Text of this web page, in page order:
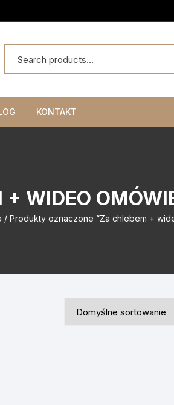
KONTAKT
+ WIDEO
/ Produkty oznaczone “Za chlebem +